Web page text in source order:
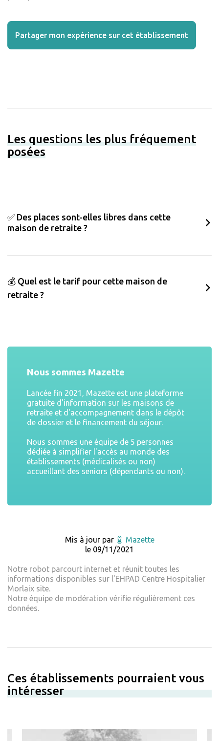
Partager mon expérience sur cet établissement
Les questions les plus fréquement
posées
✅ Des places sont-elles libres dans cette
maison de retraite ?
💰 Quel est le tarif pour cette maison de
retraite ?
Nous sommes Mazette
Lancée fin 2021, Mazette est une plateforme
gratuite d'information sur les maisons de
retraite et d'accompagnement dans le dépôt
de dossier et le financement du séjour.
Nous sommes une équipe de 5 personnes
dédiée à simplifier l'accès au monde des
établissements (médicalisés ou non)
accueillant des seniors (dépendants ou non).
Mis à jour par 🤖 Mazette
le 09/11/2021
Notre robot parcourt internet et réunit toutes les
informations disponibles sur l'EHPAD Centre Hospitalier
Morlaix site.
Notre équipe de modération vérifie régulièrement ces
données.
Ces établissements pourraient vous
intéresser